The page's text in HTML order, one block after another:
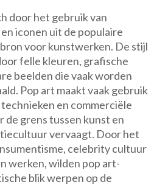
door het gebruik van
iconen uit de populaire
voor kunstwerken. De stijl
felle kleuren, grafische
beelden die vaak worden
Pop art maakt vaak gebruik
en commerciële
de grens tussen kunst en
vervaagt. Door het
celebrity cultuur
werken, wilden pop art-
blik werpen op de